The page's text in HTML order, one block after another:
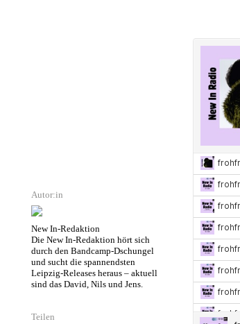
Autor:in
New In-Redaktion
Die New In-Redaktion hört sich
durch den Bandcamp-Dschungel
und sucht die spannendsten
Leipzig-Releases heraus – aktuell
sind das David, Nils und Jens.
Teilen